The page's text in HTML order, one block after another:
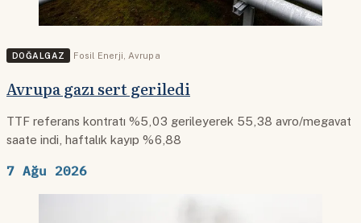
DOĞALGAZ Fosil Enerji Avrupa
Avrupa gazı sert geriledi
TTF referans kontratı %5,03 gerileyerek 55,38 avro/megavat
saate indi, haftalık kayıp %6,88
7 Ağu 2026